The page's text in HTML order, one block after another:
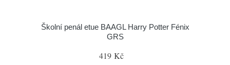
Školní penál etue BAAGL Harry Potter Fénix
GRS
419 Kč